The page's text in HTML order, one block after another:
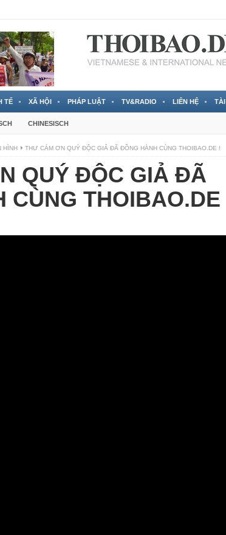
TẾ XÃ HỘI PHÁP LUẬT TV&RADIO LIÊN HỆ
CHINESISCH
HÌNH THƯ CÁM ƠN QUÝ ĐỘC GIẢ ĐÃ ĐỒNG HÀNH CÙNG THOIBAO.DE !
QUÝ ĐỘC GIẢ ĐÃ
CÙNG THOIBAO.DE